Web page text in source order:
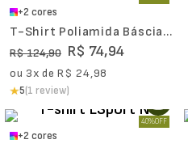
+2cores
T-Shirt Poliamida Báscia
Masculina II
R$124,90 R$ 74,94
ou 3x deR$ 24,98
5(1 review)
40%OFF
+2cores